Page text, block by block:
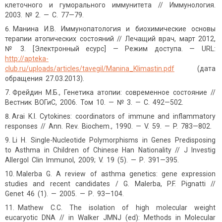
клеточного и гуморального иммунитета // Иммунология.
2003. № 2. — С. 77—79.
Манина И.В. Иммунопатология и биохимические основы
терапии атопических состояний // Лечащий врач, март 2012,
№ 3. [Электронный есурс] — Режим доступа. — URL:
http://apteka-
club.ru/uploads/articles/tavegil/Manina_Klimastin.pdf (дата
обращения 27.03.2013).
Фрейдин М.Б., Генетика атопии: современное состояние //
Вестник ВОГиС, 2006. Том 10. — № 3. — C. 492—502.
Arai K.I. Cytokines: coordinators of immune and inflammatory
responses // Ann. Rev. Biochem., 1990. — V. 59. — P. 783—802.
Li H. Single-Nucleotide Polymorphisms in Genes Predisposing
to Asthma in Children of Chinese Han Nationality // J Investig
Allergol Clin Immunol, 2009; V. 19 (5). — Р. 391—395.
Malerba G. A review of asthma genetics: gene expression
studies and recent candidates / G. Malerba, P.F. Pignatti //
Genet 46 (1). — 2005. — Р. 93—104.
Mathew C.C. The isolation of high molecular weight
eucaryotic DNA // in Walker JMNJ (ed): Methods in Molecular